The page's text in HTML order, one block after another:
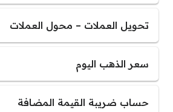
تحويل العملات – محول العملات
سعر الذهب اليوم
حساب ضريبة القيمة المضافة